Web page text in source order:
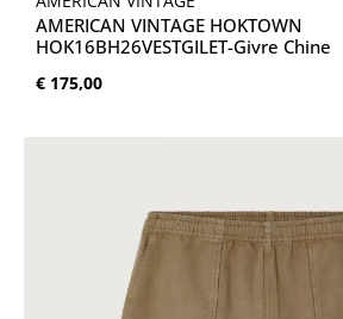
AMERICAN VINTAGE HOKTOWN
HOK16BH26VESTGILET-Givre Chine
Normale prijs:
€ 175,00